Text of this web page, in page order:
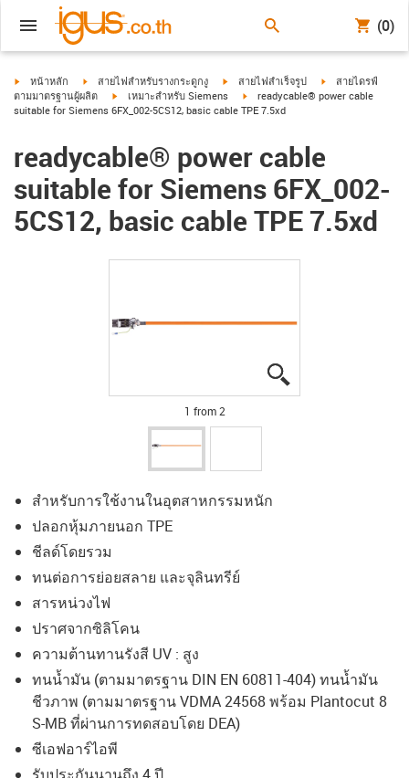
(0)
igus-icon-arrow-right
หน้าหลัก igus-icon-arrow-right
สายไฟสำหรับรางกระดูกงู igus-icon-arrow-right
สายไฟสำเร็จรูป igus-icon-arrow-
สายไดรฟ์
ตามมาตรฐานผู้ผลิต
igus-icon-arrow-right
เหมาะสำหรับ Siemens igus-icon-arrow-right
readycable® power cable
suitable for Siemens 6FX_002-5CS12, basic cable TPE 7.5xd
readycable® power cable
suitable for Siemens 6FX_002-
5CS12, basic cable TPE 7.5xd
1 from 2
สำหรับการใช้งานในอุตสาหกรรมหนัก
ปลอกหุ้มภายนอก TPE
ชีลด์โดยรวม
ทนต่อการย่อยสลาย และจุลินทรีย์
สารหน่วงไฟ
ปราศจากซิลิโคน
ความต้านทานรังสี UV : สูง
ทนน้ำมัน (ตามมาตรฐาน DIN EN 60811-404) ทนน้ำมัน
ชีวภาพ (ตามมาตรฐาน VDMA 24568 พร้อม Plantocut 8
S-MB ที่ผ่านการทดสอบโดย DEA)
ซีเอฟอาร์ไอพี
รับประกันนานถึง 4 ปี